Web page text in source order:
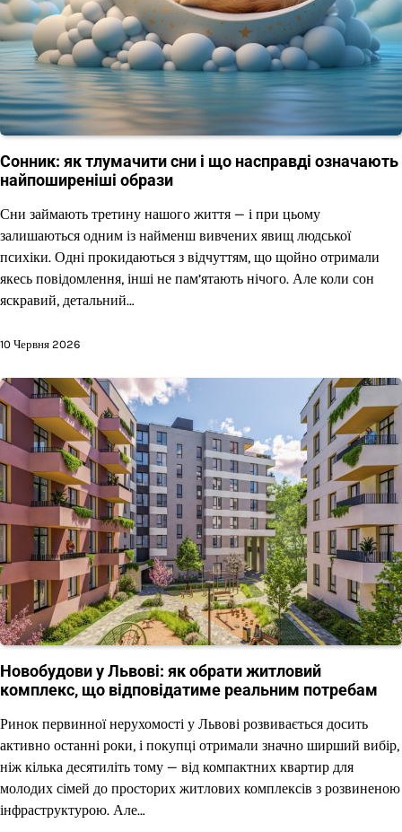
Сонник: як тлумачити сни і що насправді означають
найпоширеніші образи
Сни займають третину нашого життя — і при цьому
залишаються одним із найменш вивчених явищ людської
психіки. Одні прокидаються з відчуттям, що щойно отримали
якесь повідомлення, інші не пам’ятають нічого. Але коли сон
яскравий, детальний…
10 Червня 2026
Новобудови у Львові: як обрати житловий
комплекс, що відповідатиме реальним потребам
Ринок первинної нерухомості у Львові розвивається досить
активно останні роки, і покупці отримали значно ширший вибір,
ніж кілька десятиліть тому — від компактних квартир для
молодих сімей до просторих житлових комплексів з розвиненою
інфраструктурою. Але…